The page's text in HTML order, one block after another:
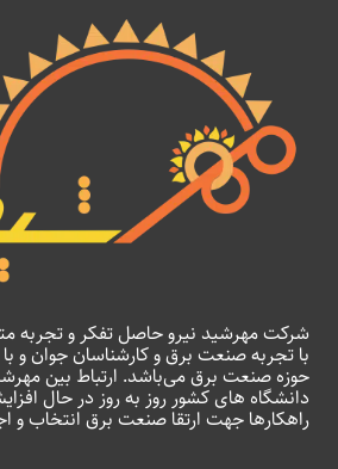
شرکت مهرشید نیرو حاصل تفکر و تجربه
با تجربه صنعت برق و کارشناسان جوان و
حوزه صنعت برق می‌باشد. ارتباط بین
دانشگاه های کشور روز به روز در حال
راهکارها جهت ارتقا صنعت برق انتخاب و